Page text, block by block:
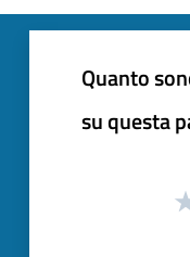
Quanto
su questa